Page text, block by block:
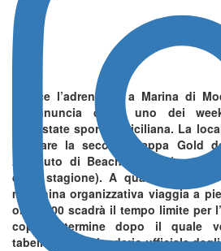
Cresce l’adrenalina a Marina di
preannuncia come uno dei
dell’estate sportiva siciliana. La
ospitare la seconda tappa Gold
Assoluto di Beach Volley (quarto
della stagione). A quarantotto
macchina organizzativa viaggia a
ore 11:00 scadrà il tempo limite per
coppie, termine dopo il quale
tabelloni e il calendario ufficiale